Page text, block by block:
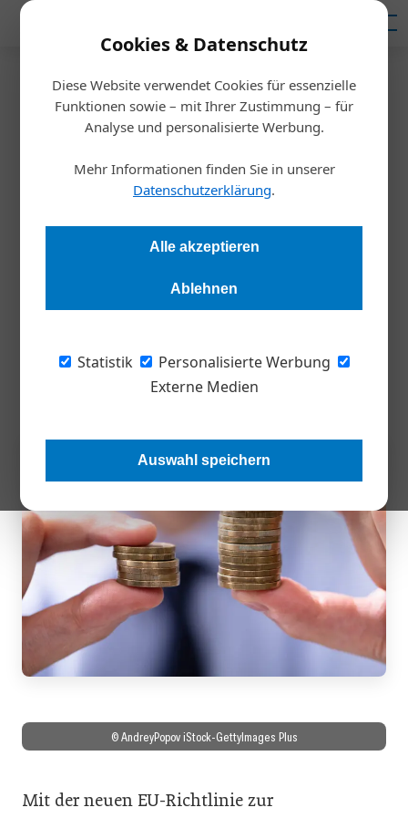
Cookies & Datenschutz
Diese Website verwendet Cookies für essenzielle
Funktionen sowie – mit Ihrer Zustimmung – für
Analyse und personalisierte Werbung.
Mehr Informationen finden Sie in unserer
Datenschutzerklärung.
Alle akzeptieren
Ablehnen
Statistik
Personalisierte Werbung
Externe Medien
Auswahl speichern
Startseite/Meldungen
Unternehmensführung
Lohntransparenz als Prüfstein
der Unternehmenskultur
Vorsprung durch Offenheit: Die neue EU-Richtlinie zur
zugleich eine Chance, Fairness als Teil der Kultur zu
© AndreyPopov iStock-GettyImages Plus
Mit der neuen EU-Richtlinie zur